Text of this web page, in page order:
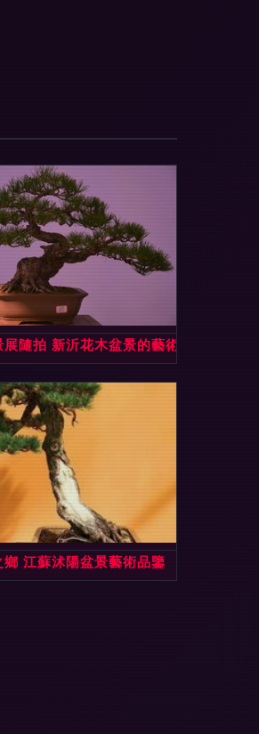
景驚艷亮相
隨拍 新沂花木盆景的藝術盛宴
江蘇沭陽盆景藝術品鑒